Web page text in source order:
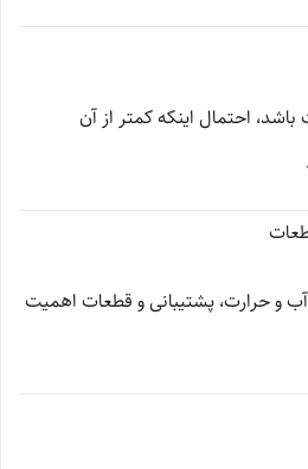
احتمال اینکه کمتر از آن
آب و حرارت، پشتیبانی و قطعات اهمیت